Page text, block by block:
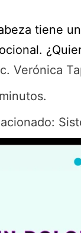
tiene
Verónica